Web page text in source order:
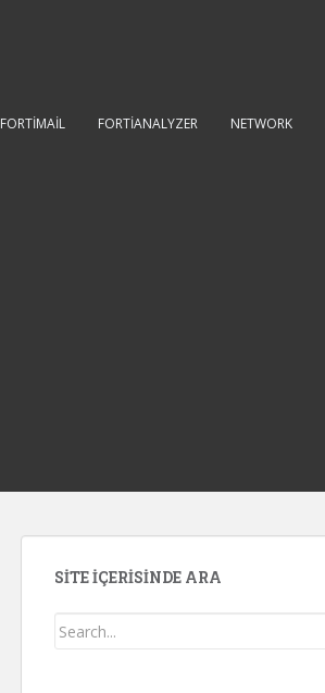
FORTIMAIL FORTIANALYZER NETWORK
SITE İÇERISINDE ARA